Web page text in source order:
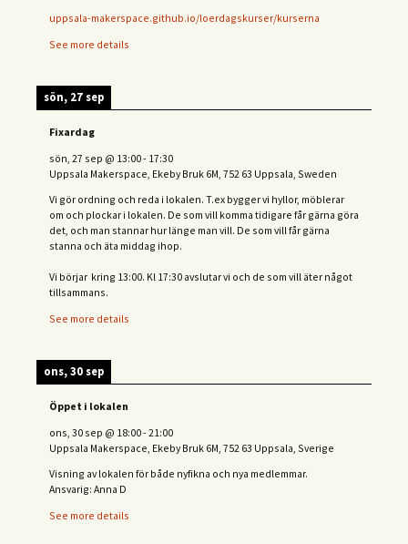
uppsala-makerspace.github.io/loerdagskurser/kurserna
See more details
sön, 27 sep
Fixardag
sön, 27 sep @ 13:00- 17:30
Uppsala Makerspace, Ekeby Bruk 6M, 752 63 Uppsala, Sweden
Vi gör ordning och reda i lokalen. T.ex bygger vi hyllor, möblerar
om och plockar i lokalen. De som vill komma tidigare får gärna göra
det, och man stannar hur länge man vill. De som vill får gärna
stanna och äta middag ihop.
Vi börjar kring 13:00. Kl 17:30 avslutar vi och de som vill äter något
tillsammans.
See more details
ons, 30 sep
Öppet i lokalen
ons, 30 sep @ 18:00-21:00
Uppsala Makerspace, Ekeby Bruk 6M, 752 63 Uppsala, Sverige
Visning av lokalen för både nyfikna och nya medlemmar.
Ansvarig: Anna D
See more details